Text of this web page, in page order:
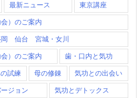
最新ニュース 東京講座
）のご案内
仙台 宮城・女川
）のご案内 歯・口内と気功
試練 母の修錬 気功との出会い
ジョン 気功とデトックス